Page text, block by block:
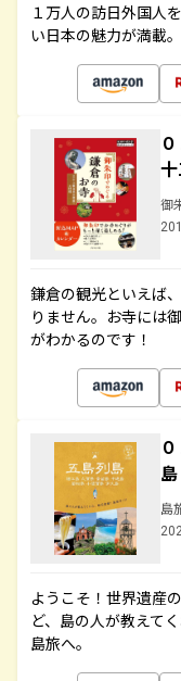
１万人の訪日外国人
い日本の魅力が満載
御
鎌倉の観光といえば
りません。お寺には
がわかるのです！
島
ようこそ！世界遺産
ど、島の人が教えて
島旅へ。